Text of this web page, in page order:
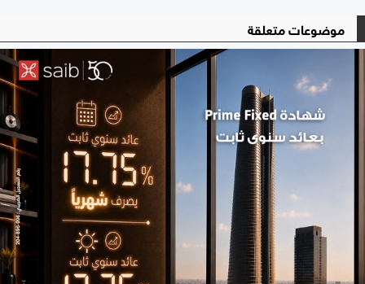
موضوعات متعلقة